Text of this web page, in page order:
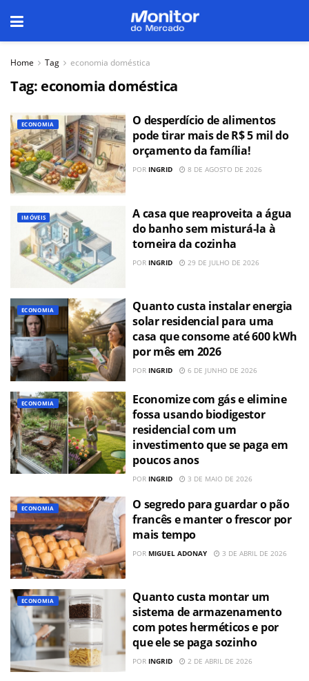
Home Tag economia doméstica
Tag: economia doméstica
ECONOMIA
O desperdício de alimentos
pode tirar mais de R$ 5 mil do
orçamento da família!
POR INGRID 8 DE AGOSTO DE 2026
IMÓVEIS
A casa que reaproveita a água
do banho sem misturá-la à
torneira da cozinha
POR INGRID 29 DE JULHO DE 2026
ECONOMIA
Quanto custa instalar energia
solar residencial para uma
casa que consome até 600 kWh
por mês em 2026
POR INGRID 6 DE JUNHO DE 2026
ECONOMIA
Economize com gás e elimine
fossa usando biodigestor
residencial com um
investimento que se paga em
poucos anos
POR INGRID 3 DE MAIO DE 2026
ECONOMIA
O segredo para guardar o pão
francês e manter o frescor por
mais tempo
POR MIGUEL ADONAY 3 DE ABRIL DE 2026
ECONOMIA
Quanto custa montar um
sistema de armazenamento
com potes herméticos e por
que ele se paga sozinho
POR INGRID 2 DE ABRIL DE 2026